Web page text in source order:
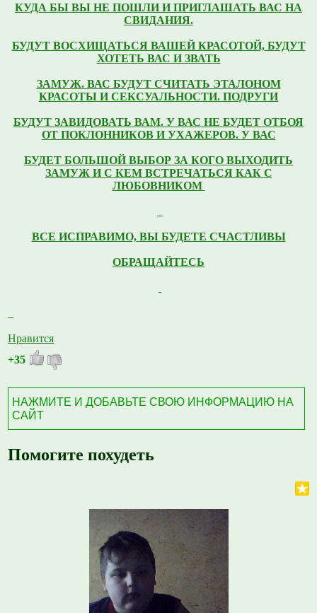
КУДА БЫ ВЫ НЕ ПОШЛИ И ПРИГЛАШАТЬ ВАС НА
СВИДАНИЯ.
БУДУТ ВОСХИЩАТЬСЯ ВАШЕЙ КРАСОТОЙ, БУДУТ
ХОТЕТЬ ВАС И ЗВАТЬ
ЗАМУЖ. ВАС БУДУТ СЧИТАТЬ ЭТАЛОНОМ
КРАСОТЫ И СЕКСУАЛЬНОСТИ. ПОДРУГИ
БУДУТ ЗАВИДОВАТЬ ВАМ. У ВАС НЕ БУДЕТ ОТБОЯ
ОТ ПОКЛОННИКОВ И УХАЖЕРОВ. У ВАС
БУДЕТ БОЛЬШОЙ ВЫБОР ЗА КОГО ВЫХОДИТЬ
ЗАМУЖ И С КЕМ ВСТРЕЧАТЬСЯ КАК С
ЛЮБОВНИКОМ
ВСЕ ИСПРАВИМО, ВЫ БУДЕТЕ СЧАСТЛИВЫ
ОБРАЩАЙТЕСЬ
Нравится
+35
НАЖМИТЕ И ДОБАВЬТЕ СВОЮ ИНФОРМАЦИЮ НА
САЙТ
Помогите похудеть